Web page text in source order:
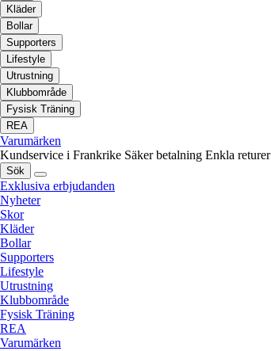
Kläder
Bollar
Supporters
Lifestyle
Utrustning
Klubbområde
Fysisk Träning
REA
Varumärken
Kundservice i Frankrike Säker betalning Enkla returer
Sök
Exklusiva erbjudanden
Nyheter
Skor
Kläder
Bollar
Supporters
Lifestyle
Utrustning
Klubbområde
Fysisk Träning
REA
Varumärken